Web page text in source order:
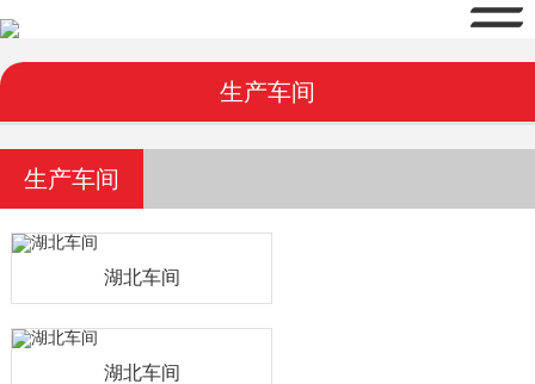
生产车间
生产车间
湖北车间
湖北车间